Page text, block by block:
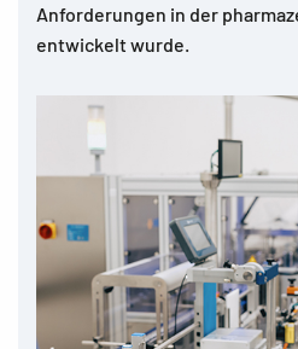
Anforderungen in der
entwickelt wurde.